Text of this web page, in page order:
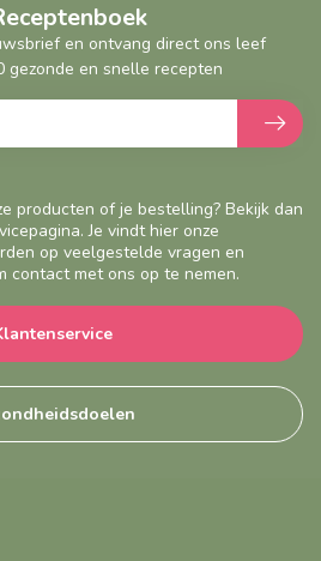
producten of je bestelling? Bekijk dan
Je vindt hier onze
op veelgestelde vragen en
contact met ons op te nemen.
en ontvang direct ons leef
gezonde en snelle recepten